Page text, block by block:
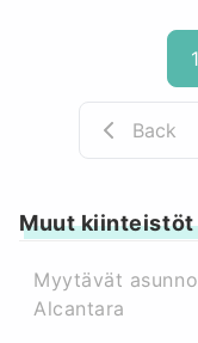
1
Back
Muut kiinteistöt
Myytävät
Alcantara